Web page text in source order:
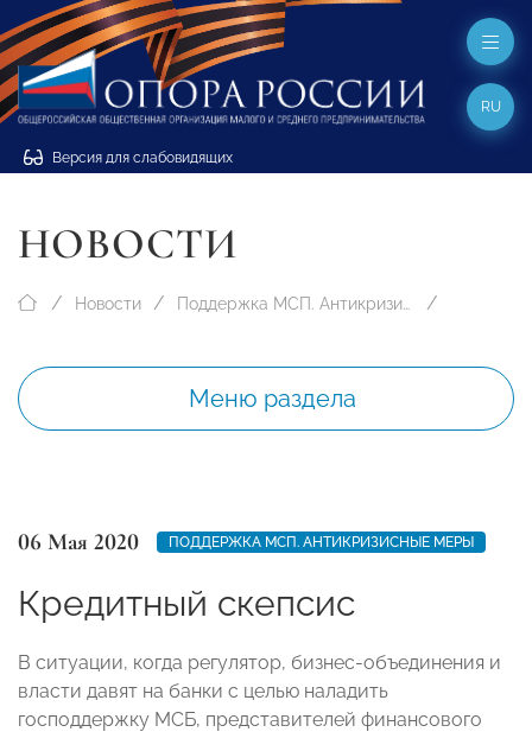
Версия для слабовидящих
RU
НОВОСТИ
Новости Поддержка МСП. Антикризисные меры
Меню раздела
06 Мая 2020 ПОДДЕРЖКА МСП. АНТИКРИЗИСНЫЕ МЕРЫ
Кредитный скепсис
В ситуации, когда регулятор, бизнес-объединения и
власти давят на банки с целью наладить
господдержку МСБ, представителей финансового